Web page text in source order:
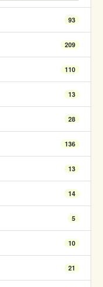
93
209
110
13
28
136
13
14
5
10
21